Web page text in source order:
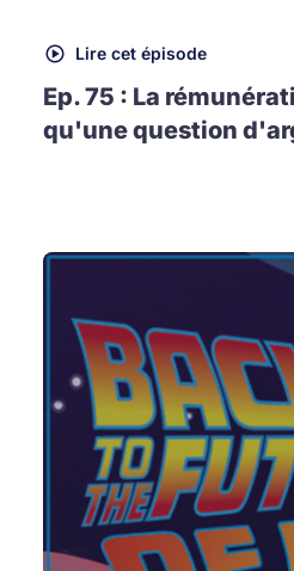
Lire cet épisode
Ep. 75 : La
qu'une question